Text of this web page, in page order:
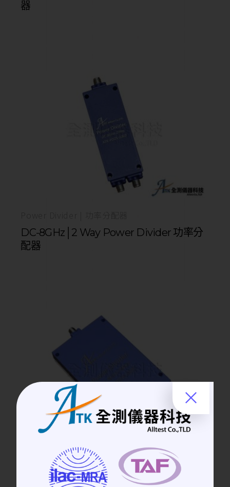
器
DC-8GHz│2 Way Power Divider 功率分
配器
Power Divider | 功率分配器
DC-8GHz│4 Way Power Divider 功率分